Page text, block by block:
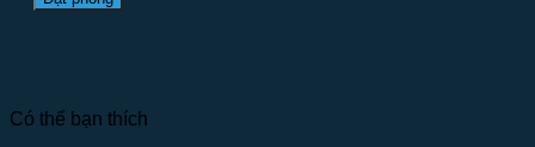
Có thể bạn thích